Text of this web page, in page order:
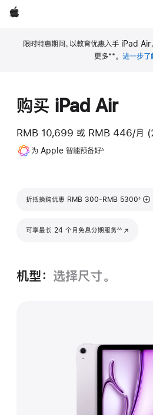
Apple
限时特惠期间，以教育优惠入手 iPad
更多**。进一步了
购买 iPad Air
RMB 10,699 或 RMB 446/月
为 Apple 智能预备好∆
折抵换购优惠 RMB 300-RMB 5300
脚注
◊
可享最长 24 个月免息分期服务∆∆
(在新窗口中打开)
机型： 选择尺寸。